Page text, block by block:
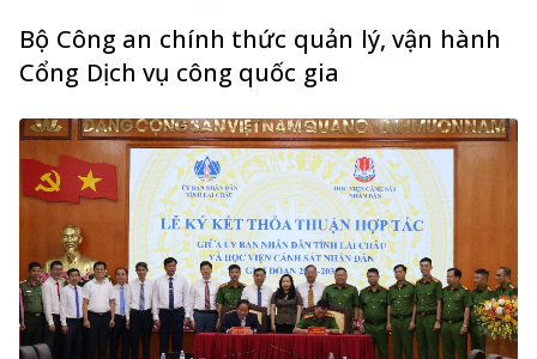
Bộ Công an chính thức quản lý, vận hành
Cổng Dịch vụ công quốc gia